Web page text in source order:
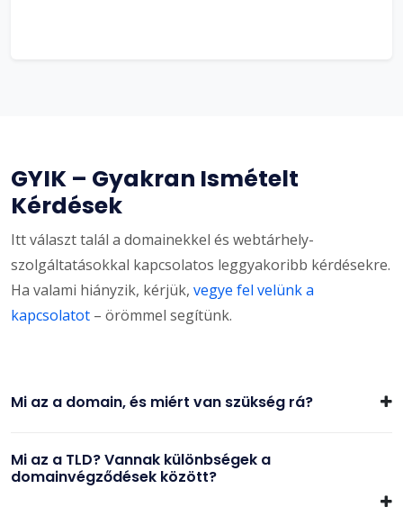
GYIK – Gyakran Ismételt
Kérdések
Itt választ talál a domainekkel és webtárhely-
szolgáltatásokkal kapcsolatos leggyakoribb kérdésekre.
Ha valami hiányzik, kérjük, vegye fel velünk a
kapcsolatot – örömmel segítünk.
Mi az a domain, és miért van szükség rá?
Mi az a TLD? Vannak különbségek a
domainvégződések között?